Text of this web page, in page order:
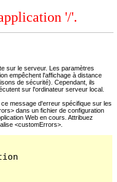
'/'.
sur le serveur. Les paramètres
empêchent l'affichage à distance
de sécurité). Cependant, ils
sur l'ordinateur serveur local.
message d'erreur spécifique sur les
dans un fichier de configuration
Web en cours. Attribuez
<customErrors>.